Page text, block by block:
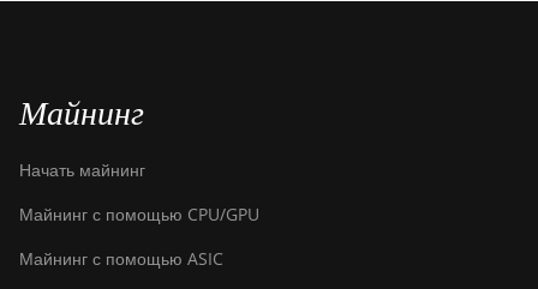
Майнинг
Начать майнинг
Майнинг с помощью CPU/GPU
Майнинг с помощью ASIC